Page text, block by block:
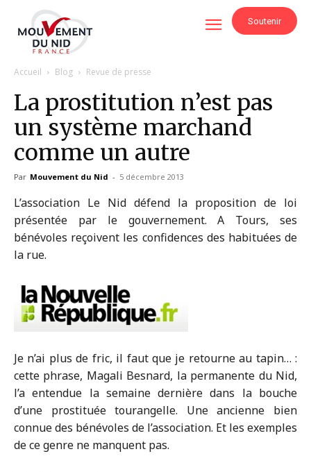
Soutenir
Accueil Blog Revue de presse
La prostitution n’est pas
un système marchand
comme un autre
Par Mouvement du Nid - 5 décembre 2013
L’association Le Nid défend la proposition de loi
présentée par le gouvernement. A Tours, ses
bénévoles reçoivent les confidences des habituées de
la rue.
Je n’ai plus de fric, il faut que je retourne au tapin… :
cette phrase, Magali Besnard, la permanente du Nid,
l’a entendue la semaine dernière dans la bouche
d’une prostituée tourangelle. Une ancienne bien
connue des bénévoles de l’association. Et les exemples
de ce genre ne manquent pas.